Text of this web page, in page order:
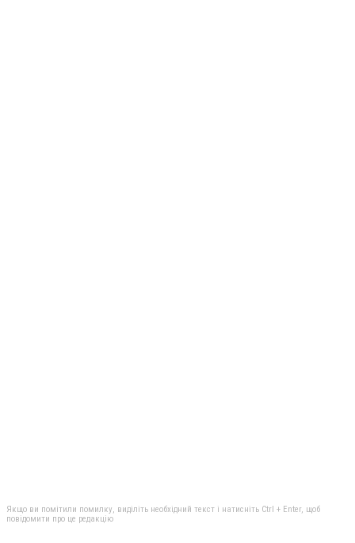
Якщо ви помітили помилку, виділіть необхідний текст і натисніть Ctrl + Enter, щоб
повідомити про це редакцію